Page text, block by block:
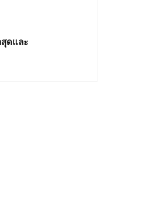
สุดและ